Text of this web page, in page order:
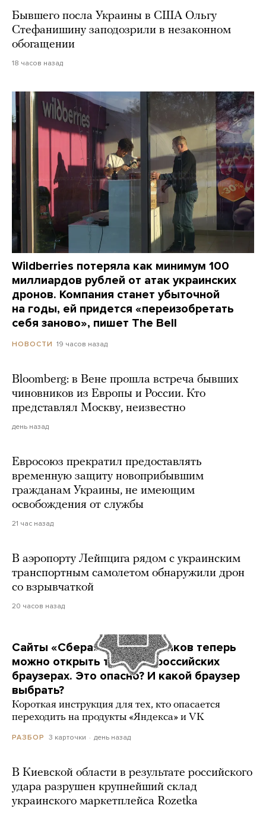
Бывшего посла Украины в США Ольгу
Стефанишину заподозрили в незаконном
обогащении
18 часов назад
Wildberries потеряла как минимум 100
миллиардов рублей от атак украинских
дронов. Компания станет убыточной
на годы, ей придется «переизобретать
себя заново», пишет The Bell
НОВОСТИ 19 часов назад
Bloomberg: в Вене прошла встреча бывших
чиновников из Европы и России. Кто
представлял Москву, неизвестно
день назад
Евросоюз прекратил предоставлять
временную защиту новоприбывшим
гражданам Украины, не имеющим
освобождения от службы
21 час назад
В аэропорту Лейпцига рядом с украинским
транспортным самолетом обнаружили дрон
со взрывчаткой
20 часов назад
Сайты «Сбера» и других банков теперь
можно открыть только в российских
браузерах. Это опасно? И какой браузер
выбрать?
Короткая инструкция для тех, кто опасается
переходить на продукты «Яндекса» и VK
РАЗБОР 3 карточки день назад
В Киевской области в результате российского
удара разрушен крупнейший склад
украинского маркетплейса Rozetka